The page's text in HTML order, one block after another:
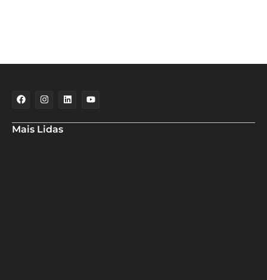
Mais Lidas